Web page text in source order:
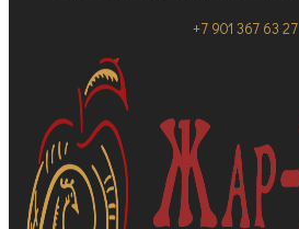
+7 901 367 63 27